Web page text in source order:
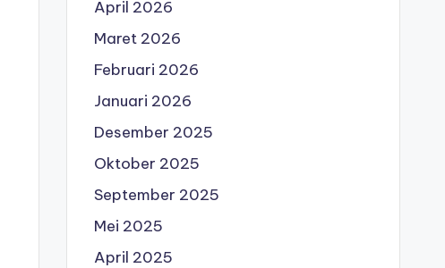
April 2026
Maret 2026
Februari 2026
Januari 2026
Desember 2025
Oktober 2025
September 2025
Mei 2025
April 2025